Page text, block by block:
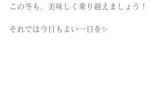
この冬も、美味しく乗り越えましょう！
それでは今日もよい一日を✨